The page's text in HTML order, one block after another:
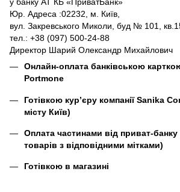
у банку АТ КБ «ПриватБанк»
Юр. Адреса :02232, м. Київ,
вул. Закревського Миколи, буд № 101,
тел.: +38 (097) 500-24-88
Директор Шарий Олександр Михайлович
Онлайн-оплата банківською
Portmone
Готівкою кур’єру компаніїSanika
місту Київ)
Оплата частинами від приват-банку
товарів з відповідними мітками)
Готівкою в магазині